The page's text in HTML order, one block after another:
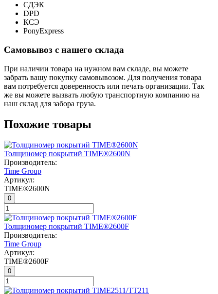
СДЭК
DPD
КСЭ
PonyExpress
Самовывоз с нашего склада
При наличии товара на нужном вам складе, вы можете
забрать вашу покупку самовывозом. Для получения товара
вам потребуется доверенность или печать организации. Так
же вы можете вызвать любую транспортную компанию на
наш склад для забора груза.
Похожие товары
Толщиномер покрытий TIME®2600N
Производитель:
Time Group
Артикул:
TIME®2600N
0
Толщиномер покрытий TIME®2600F
Производитель:
Time Group
Артикул:
TIME®2600F
0